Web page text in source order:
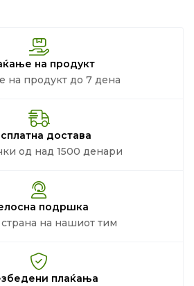
на продукт
на продукт до 7 дена
достава
од над 1500 денари
подршка
на нашиот тим
плаќања